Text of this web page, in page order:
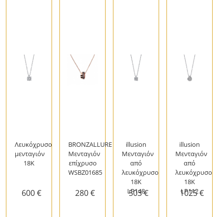
Λευκόχρυσο
μενταγιόν
18Κ
600 €
BRONZALLURE
Μενταγιόν
επίχρυσο
WSBZ01685
280 €
illusion
Μενταγιόν
από
λευκόχρυσο
18K
LP148
503 €
illusion
Μενταγιόν
από
λευκόχρυσο
18Κ
LP112
1025 €